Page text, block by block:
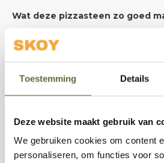
Toestemming Details
Deze website maakt gebruik van
We gebruiken cookies om content
personaliseren, om functies voor
Wat deze pizzasteen zo goed
Gemaakt van hittebestendig
Zorgt voor een gelijkmatige
Geschikt voor grote pizza’s en